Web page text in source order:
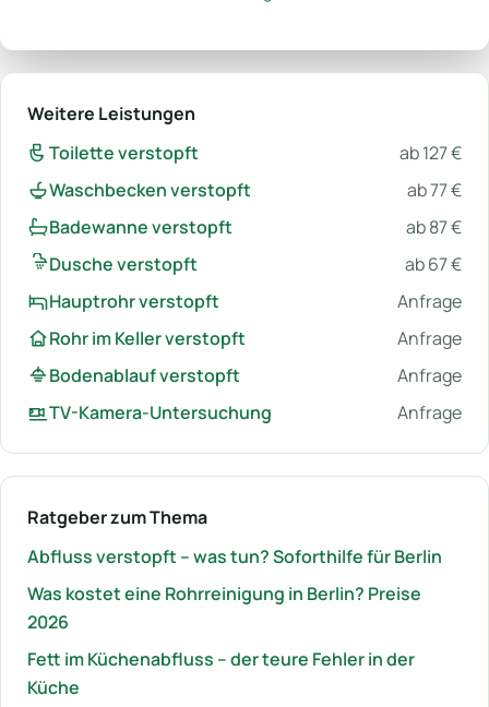
Weitere Leistungen
Toilette verstopft
ab 127 €
Waschbecken verstopft
ab 77 €
Badewanne verstopft
ab 87 €
Dusche verstopft
ab 67 €
Hauptrohr verstopft
Anfrage
Rohr im Keller verstopft
Anfrage
Bodenablauf verstopft
Anfrage
TV-Kamera-Untersuchung
Anfrage
Ratgeber zum Thema
Abfluss verstopft – was tun? Soforthilfe für Berlin
Was kostet eine Rohrreinigung in Berlin? Preise
2026
Fett im Küchenabfluss – der teure Fehler in der
Küche